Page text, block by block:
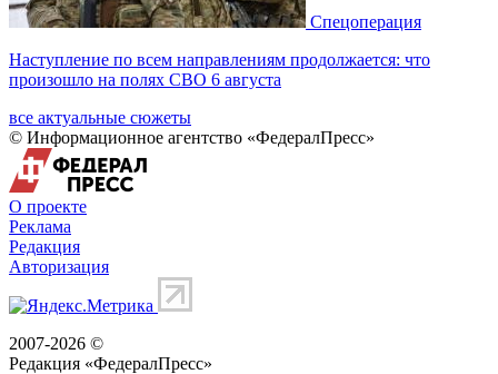
Спецоперация
Наступление по всем направлениям продолжается: что
произошло на полях СВО 6 августа
все актуальные сюжеты
© Информационное агентство «ФедералПресс»
О проекте
Реклама
Редакция
Авторизация
2007-2026 ©
Редакция «ФедералПресс»